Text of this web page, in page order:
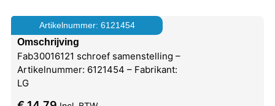
Artikelnummer: 6121454
Omschrijving
Fab30016121 schroef samenstelling –
Artikelnummer: 6121454 – Fabrikant:
LG